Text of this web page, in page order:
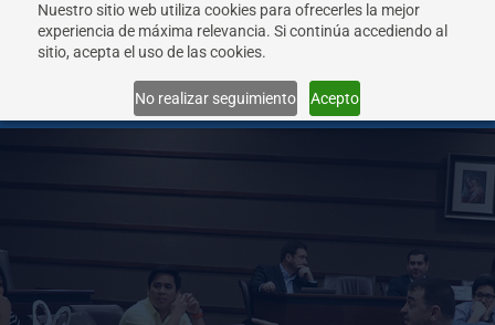
Nuestro sitio web utiliza cookies para ofrecerles la mejor
experiencia de máxima relevancia. Si continúa accediendo al
sitio, acepta el uso de las cookies.
No realizar seguimiento Acepto